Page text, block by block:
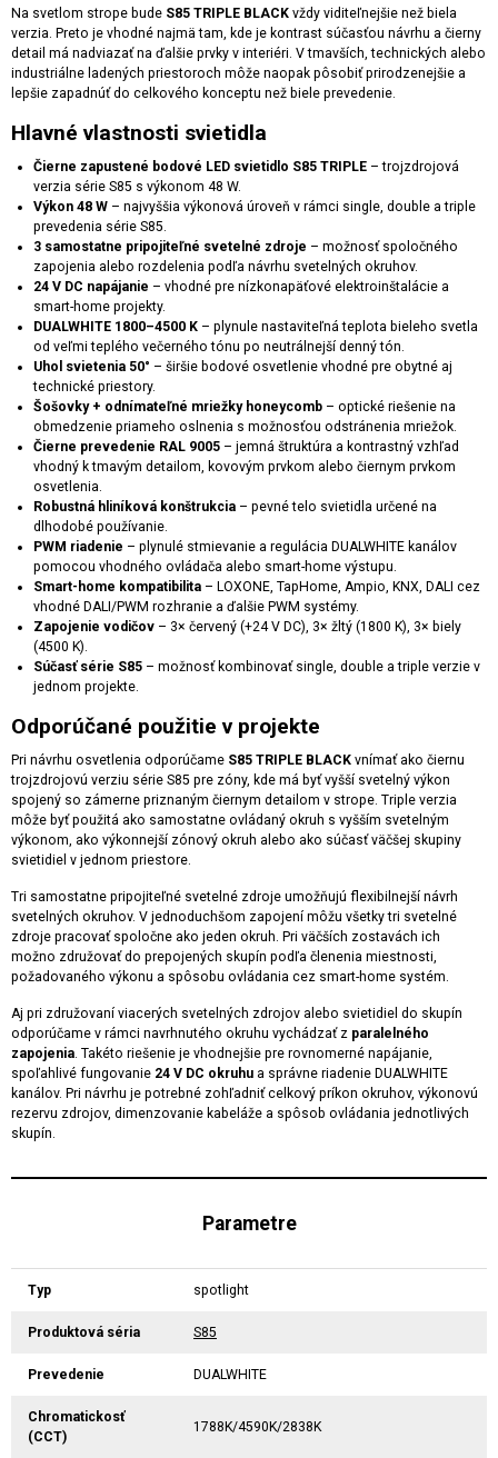
Na svetlom strope bude S85 TRIPLE BLACK vždy viditeľnejšie než biela
verzia. Preto je vhodné najmä tam, kde je kontrast súčasťou návrhu a čierny
detail má nadviazať na ďalšie prvky v interiéri. V tmavších, technických alebo
industriálne ladených priestoroch môže naopak pôsobiť prirodzenejšie a
lepšie zapadnúť do celkového konceptu než biele prevedenie.
Hlavné vlastnosti svietidla
Čierne zapustené bodové LED svietidlo S85 TRIPLE – trojzdrojová
verzia série S85 s výkonom 48 W.
Výkon 48 W – najvyššia výkonová úroveň v rámci single, double a triple
prevedenia série S85.
3 samostatne pripojiteľné svetelné zdroje – možnosť spoločného
zapojenia alebo rozdelenia podľa návrhu svetelných okruhov.
24 V DC napájanie – vhodné pre nízkonapäťové elektroinštalácie a
smart-home projekty.
DUALWHITE 1800–4500 K – plynule nastaviteľná teplota bieleho svetla
od veľmi teplého večerného tónu po neutrálnejší denný tón.
Uhol svietenia 50° – širšie bodové osvetlenie vhodné pre obytné aj
technické priestory.
Šošovky + odnímateľné mriežky honeycomb – optické riešenie na
obmedzenie priameho oslnenia s možnosťou odstránenia mriežok.
Čierne prevedenie RAL 9005 – jemná štruktúra a kontrastný vzhľad
vhodný k tmavým detailom, kovovým prvkom alebo čiernym prvkom
osvetlenia.
Robustná hliníková konštrukcia – pevné telo svietidla určené na
dlhodobé používanie.
PWM riadenie – plynulé stmievanie a regulácia DUALWHITE kanálov
pomocou vhodného ovládača alebo smart-home výstupu.
Smart-home kompatibilita – LOXONE, TapHome, Ampio, KNX, DALI cez
vhodné DALI/PWM rozhranie a ďalšie PWM systémy.
Zapojenie vodičov – 3× červený (+24 V DC), 3× žltý (1800 K), 3× biely
(4500 K).
Súčasť série S85 – možnosť kombinovať single, double a triple verzie v
jednom projekte.
Odporúčané použitie v projekte
Pri návrhu osvetlenia odporúčame S85 TRIPLE BLACK vnímať ako čiernu
trojzdrojovú verziu série S85 pre zóny, kde má byť vyšší svetelný výkon
spojený so zámerne priznaným čiernym detailom v strope. Triple verzia
môže byť použitá ako samostatne ovládaný okruh s vyšším svetelným
výkonom, ako výkonnejší zónový okruh alebo ako súčasť väčšej skupiny
svietidiel v jednom priestore.
Tri samostatne pripojiteľné svetelné zdroje umožňujú flexibilnejší návrh
svetelných okruhov. V jednoduchšom zapojení môžu všetky tri svetelné
zdroje pracovať spoločne ako jeden okruh. Pri väčších zostavách ich
možno združovať do prepojených skupín podľa členenia miestnosti,
požadovaného výkonu a spôsobu ovládania cez smart-home systém.
Aj pri združovaní viacerých svetelných zdrojov alebo svietidiel do skupín
odporúčame v rámci navrhnutého okruhu vychádzať z paralelného
zapojenia . Takéto riešenie je vhodnejšie pre rovnomerné napájanie,
spoľahlivé fungovanie 24 V DC okruhu a správne riadenie DUALWHITE
kanálov. Pri návrhu je potrebné zohľadniť celkový príkon okruhov, výkonovú
rezervu zdrojov, dimenzovanie kabeláže a spôsob ovládania jednotlivých
skupín.
Parametre
Typ spotlight
Produktová séria S85
Prevedenie DUALWHITE
Chromatickosť
(CCT)
1788K/4590K/2838K